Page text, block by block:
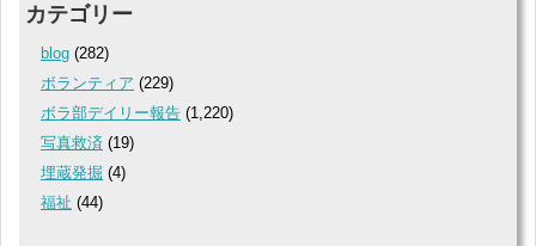
カテゴリー
blog (282)
ボランティア (229)
ボラ部デイリー報告 (1,220)
写真救済 (19)
埋蔵発掘 (4)
福祉 (44)